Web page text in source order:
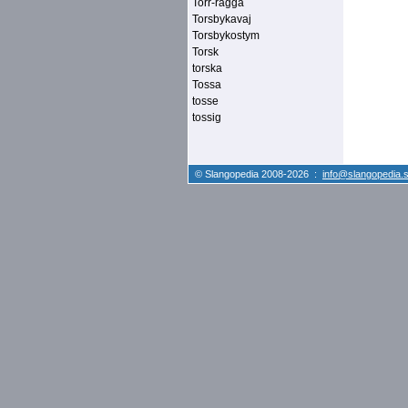
Torr-ragga
Torsbykavaj
Torsbykostym
Torsk
torska
Tossa
tosse
tossig
© Slangopedia 2008-2026 :